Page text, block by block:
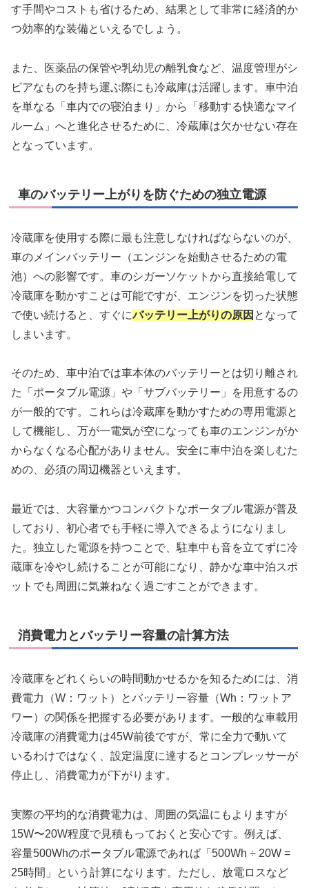
す手間やコストも省けるため、結果として非常に経済的か
つ効率的な装備といえるでしょう。
また、医薬品の保管や乳幼児の離乳食など、温度管理がシ
ビアなものを持ち運ぶ際にも冷蔵庫は活躍します。車中泊
を単なる「車内での寝泊まり」から「移動する快適なマイ
ルーム」へと進化させるために、冷蔵庫は欠かせない存在
となっています。
車のバッテリー上がりを防ぐための独立電源
冷蔵庫を使用する際に最も注意しなければならないのが、
車のメインバッテリー（エンジンを始動させるための電
池）への影響です。車のシガーソケットから直接給電して
冷蔵庫を動かすことは可能ですが、エンジンを切った状態
で使い続けると、すぐにバッテリー上がりの原因 となって
しまいます。
そのため、車中泊では車本体のバッテリーとは切り離され
た「ポータブル電源」や「サブバッテリー」を用意するの
が一般的です。これらは冷蔵庫を動かすための専用電源と
して機能し、万が一電気が空になっても車のエンジンがか
からなくなる心配がありません。安全に車中泊を楽しむた
めの、必須の周辺機器といえます。
最近では、大容量かつコンパクトなポータブル電源が普及
しており、初心者でも手軽に導入できるようになりまし
た。独立した電源を持つことで、駐車中も音を立てずに冷
蔵庫を冷やし続けることが可能になり、静かな車中泊スポ
ットでも周囲に気兼ねなく過ごすことができます。
消費電力とバッテリー容量の計算方法
冷蔵庫をどれくらいの時間動かせるかを知るためには、消
費電力（W：ワット）とバッテリー容量（Wh：ワットア
ワー）の関係を把握する必要があります。一般的な車載用
冷蔵庫の消費電力は45W前後ですが、常に全力で動いて
いるわけではなく、設定温度に達するとコンプレッサーが
停止し、消費電力が下がります。
実際の平均的な消費電力は、周囲の気温にもよりますが
15W〜20W程度で見積もっておくと安心です。例えば、
容量500Whのポータブル電源であれば「500Wh ÷ 20W =
25時間」という計算になります。ただし、放電ロスなど